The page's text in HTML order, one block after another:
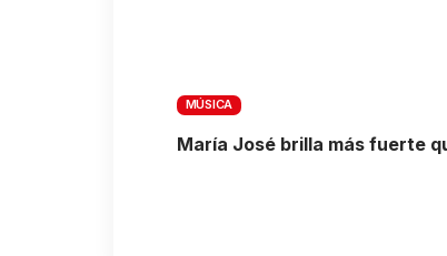
MÚSICA
María José brilla más fuerte